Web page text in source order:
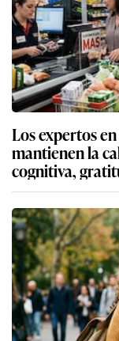
Los expertos
mantienen la
cognitiva,